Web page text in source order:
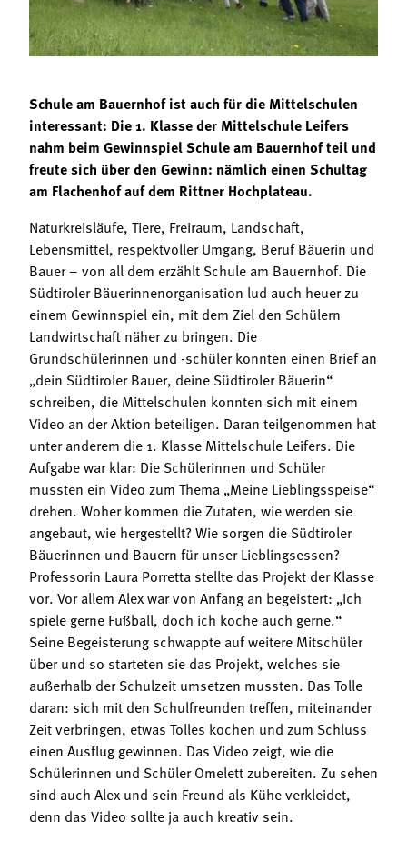
Mitgliedschaft
Bäuerliche Buffets
Schule am Bauernhof ist auch für die Mittelschulen
interessant: Die 1. Klasse der Mittelschule Leifers
nahm beim Gewinnspiel Schule am Bauernhof teil und
freute sich über den Gewinn: nämlich einen Schultag
am Flachenhof auf dem Rittner Hochplateau.
Naturkreisläufe, Tiere, Freiraum, Landschaft,
Lebensmittel, respektvoller Umgang, Beruf Bäuerin und
Bauer – von all dem erzählt Schule am Bauernhof. Die
Südtiroler Bäuerinnenorganisation lud auch heuer zu
einem Gewinnspiel ein, mit dem Ziel den Schülern
Landwirtschaft näher zu bringen. Die
Grundschülerinnen und -schüler konnten einen Brief an
„dein Südtiroler Bauer, deine Südtiroler Bäuerin“
schreiben, die Mittelschulen konnten sich mit einem
Video an der Aktion beteiligen. Daran teilgenommen hat
unter anderem die 1. Klasse Mittelschule Leifers. Die
Aufgabe war klar: Die Schülerinnen und Schüler
mussten ein Video zum Thema „Meine Lieblingsspeise“
drehen. Woher kommen die Zutaten, wie werden sie
angebaut, wie hergestellt? Wie sorgen die Südtiroler
Bäuerinnen und Bauern für unser Lieblingsessen?
Professorin Laura Porretta stellte das Projekt der Klasse
vor. Vor allem Alex war von Anfang an begeistert: „Ich
spiele gerne Fußball, doch ich koche auch gerne.“
Seine Begeisterung schwappte auf weitere Mitschüler
über und so starteten sie das Projekt, welches sie
außerhalb der Schulzeit umsetzen mussten. Das Tolle
daran: sich mit den Schulfreunden treffen, miteinander
Zeit verbringen, etwas Tolles kochen und zum Schluss
einen Ausflug gewinnen. Das Video zeigt, wie die
Schülerinnen und Schüler Omelett zubereiten. Zu sehen
sind auch Alex und sein Freund als Kühe verkleidet,
denn das Video sollte ja auch kreativ sein.